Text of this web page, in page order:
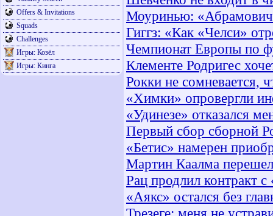
Offers & Invitations
Squads
Challenges
Игры: Козёл
Игры: Кинга
Моуринью: «Абрамович
Гиггз: «Как «Челси»
Чемпионат Европы по
Клементе Родригес
Рокки не сомневается,
«Химки» опровергли
«Удинезе» отказался
Первый сбор сборной
«Бетис» намерен
Мартин Каалма
Рац продлил контракт
«Аякс» остался без